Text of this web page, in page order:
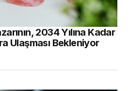
2034 Yılına Kadar
Ulaşması Bekleniyor